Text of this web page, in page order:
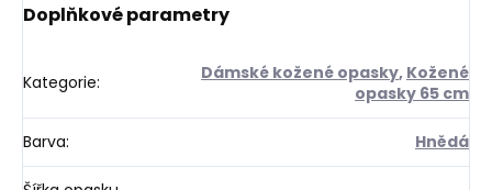
Doplňkové parametry
Kategorie: Dámské kožené opasky, Kožené
opasky 65 cm
Barva: Hnědá